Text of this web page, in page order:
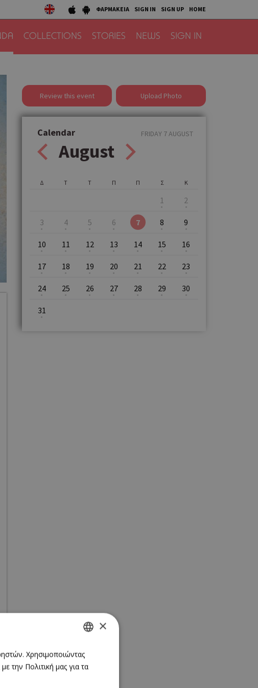
ΦΑΡΜΑΚΕΙΑ SIGN IN SIGN UP HOME
COLLECTIONS STORIES NEWS SIGN IN
Review this event Upload Photo
Calendar
August
FRIDAY 7 AUGUST
Δ Τ Τ Π Π Σ
1
Κ
2
3 4 5 6 7 8 9
10 11 12 13 14 15 16
17 18 19 20 21 22 23
24 25 26 27 28 29 30
31
GREEK
ENGLISH
×
Χρησιμοποιώντας
την Πολιτική μας για τα